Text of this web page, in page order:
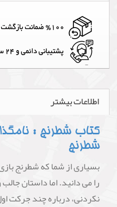
اطلاعات بیشتر
کتاب شطرنج :
شطرنج
بسیاری از شما که شطرنج
را می دانید. اما داستان
نکردنی، درباره چند جرکت